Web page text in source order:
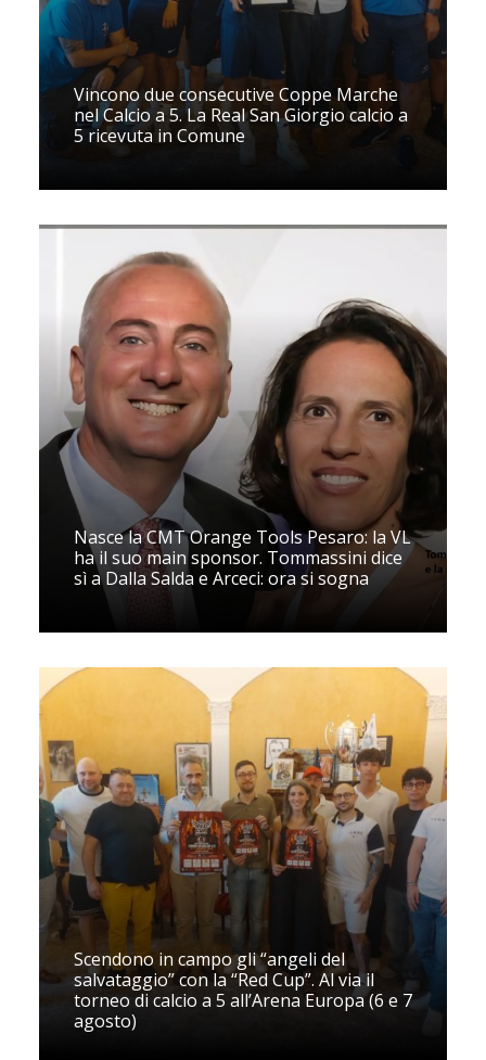
Vincono due consecutive Coppe Marche
nel Calcio a 5. La Real San Giorgio calcio a
5 ricevuta in Comune
Nasce la CMT Orange Tools Pesaro: la VL
ha il suo main sponsor. Tommassini dice
sì a Dalla Salda e Arceci: ora si sogna
Scendono in campo gli “angeli del
salvataggio” con la “Red Cup”. Al via il
torneo di calcio a 5 all’Arena Europa (6 e 7
agosto)